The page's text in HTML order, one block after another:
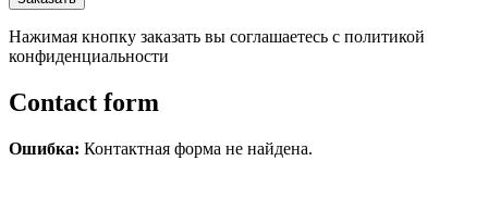
Нажимая кнопку заказать вы соглашаетесь с политикой
конфиденциальности
Contact form
Ошибка: Контактная форма не найдена.